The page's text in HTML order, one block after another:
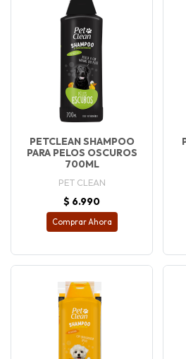
PETCLEAN SHAMPOO
PARA PELOS OSCUROS
700ML
PET CLEAN
$ 6.990
Comprar Ahora